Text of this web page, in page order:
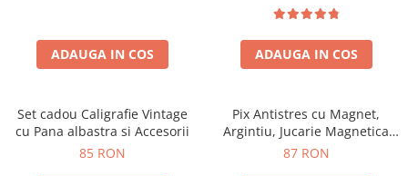
ADAUGA IN COS ADAUGA IN COS
Set cadou Caligrafie Vintage
cu Pana albastra si Accesorii
85 RON
Pix Antistres cu Magnet,
Argintiu, Jucarie Magnetica
pentru Birou
87 RON